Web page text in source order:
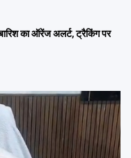
का ऑरेंज अलर्ट, ट्रैकिंग पर